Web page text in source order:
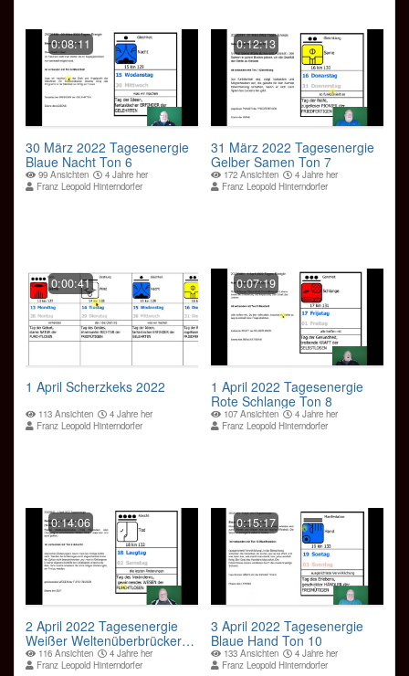
0:08:11
30 März 2022 Tagesenergie
Blaue Nacht Ton 6
99 Ansichten
4 Jahre her
Franz Leopold Hinterndorfer
0:12:13
31 März 2022 Tagesenergie
Gelber Samen Ton 7
172 Ansichten
4 Jahre her
Franz Leopold Hinterndorfer
0:00:41
1 April Scherzkeks 2022
113 Ansichten
4 Jahre her
Franz Leopold Hinterndorfer
0:07:19
1 April 2022 Tagesenergie
Rote Schlange Ton 8
107 Ansichten
4 Jahre her
Franz Leopold Hinterndorfer
0:14:06
2 April 2022 Tagesenergie
Weißer Weltenüberbrücker
Ton 9
116 Ansichten
4 Jahre her
Franz Leopold Hinterndorfer
0:15:17
3 April 2022 Tagesenergie
Blaue Hand Ton 10
133 Ansichten
4 Jahre her
Franz Leopold Hinterndorfer